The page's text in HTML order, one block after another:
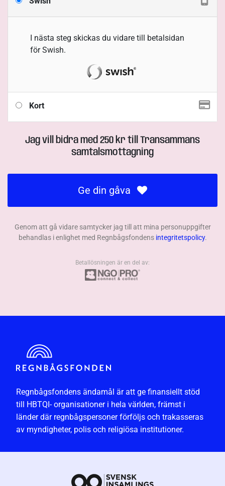
I nästa steg skickas du vidare till betalsidan
för Swish.
Kort
Jag vill bidra med 250 kr till Transammans
samtalsmottagning
Ge din gåva
Genom att gå vidare samtycker jag till att mina personuppgifter
behandlas i enlighet med Regnbågsfondens integritetspolicy.
Betallösningen är en del av:
Regnbågsfondens ändamål är att ge finansiellt stöd
till HBTQI- organisationer i hela världen, främst i
länder där regnbågspersoner förföljs och trakasseras
av myndigheter, polis och religiösa institutioner.